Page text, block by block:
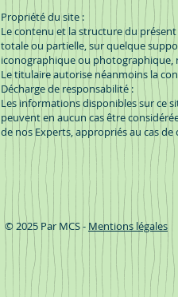
Propriété du site :
Le contenu et la structure du
totale ou partielle, sur quelque
iconographique ou photographique,
Le titulaire autorise néanmoins la
Décharge de responsabilité :
Les informations disponibles sur ce
peuvent en aucun cas être
de nos Experts, appropriés au cas de
© 2025 Par MCS - Mentions légales